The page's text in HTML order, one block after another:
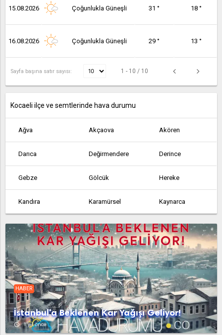
15.08.2026 Çoğunlukla Güneşli 31 ° 18 °
16.08.2026 Çoğunlukla Güneşli 29 ° 13 °
Sayfa başına satır sayısı: 1 - 10 / 10
Kocaeli ilçe ve semtlerinde hava durumu
Ağva Akçaova Akören
Darıca Değirmendere Derince
Gebze Gölcük Hereke
Kandıra Karamürsel Kaynarca
Körfez Mollafenari Sapanca
Yarımca
HABER
İstanbul'a Beklenen Kar Yağışı Geliyor!
access_time 1 yıl önce